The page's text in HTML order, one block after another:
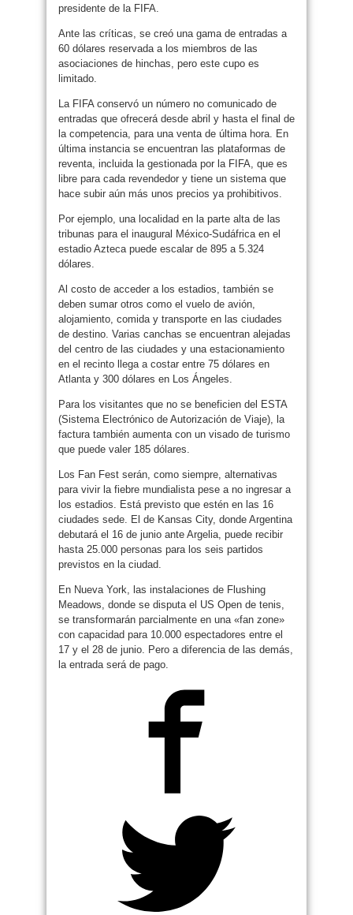
presidente de la FIFA.
Ante las críticas, se creó una gama de entradas a
60 dólares reservada a los miembros de las
asociaciones de hinchas, pero este cupo es
limitado.
La FIFA conservó un número no comunicado de
entradas que ofrecerá desde abril y hasta el final de
la competencia, para una venta de última hora. En
última instancia se encuentran las plataformas de
reventa, incluida la gestionada por la FIFA, que es
libre para cada revendedor y tiene un sistema que
hace subir aún más unos precios ya prohibitivos.
Por ejemplo, una localidad en la parte alta de las
tribunas para el inaugural México-Sudáfrica en el
estadio Azteca puede escalar de 895 a 5.324
dólares.
Al costo de acceder a los estadios, también se
deben sumar otros como el vuelo de avión,
alojamiento, comida y transporte en las ciudades
de destino. Varias canchas se encuentran alejadas
del centro de las ciudades y una estacionamiento
en el recinto llega a costar entre 75 dólares en
Atlanta y 300 dólares en Los Ángeles.
Para los visitantes que no se beneficien del ESTA
(Sistema Electrónico de Autorización de Viaje), la
factura también aumenta con un visado de turismo
que puede valer 185 dólares.
Los Fan Fest serán, como siempre, alternativas
para vivir la fiebre mundialista pese a no ingresar a
los estadios. Está previsto que estén en las 16
ciudades sede. El de Kansas City, donde Argentina
debutará el 16 de junio ante Argelia, puede recibir
hasta 25.000 personas para los seis partidos
previstos en la ciudad.
En Nueva York, las instalaciones de Flushing
Meadows, donde se disputa el US Open de tenis,
se transformarán parcialmente en una «fan zone»
con capacidad para 10.000 espectadores entre el
17 y el 28 de junio. Pero a diferencia de las demás,
la entrada será de pago.